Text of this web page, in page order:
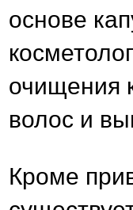
основе
очищения
волос и
Кроме